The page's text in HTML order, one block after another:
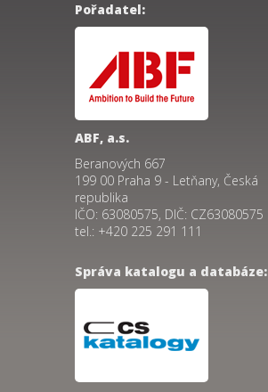
Pořadatel:
ABF, a.s.
Beranových 667
199 00 Praha 9 - Letňany, Česká
republika
IČO: 63080575, DIČ: CZ63080575
tel.: +420 225 291 111
Správa katalogu a databáze: